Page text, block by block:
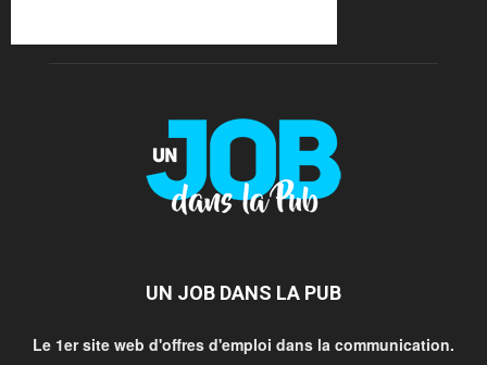
UN JOB DANS LA PUB
Le 1er site web d'offres d'emploi dans la communication.